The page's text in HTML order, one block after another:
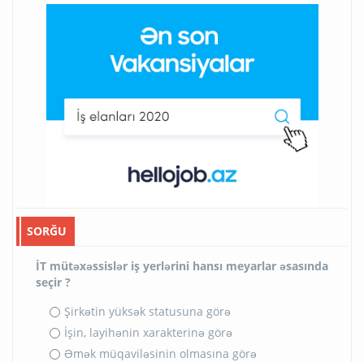
SORĞU
İT mütəxəssislər iş yerlərini hansı meyarlar əsasında
seçir ?
Şirkətin yüksək statusuna görə
İşin, layihənin xarakterinə görə
Əmək müqaviləsinin olmasına görə